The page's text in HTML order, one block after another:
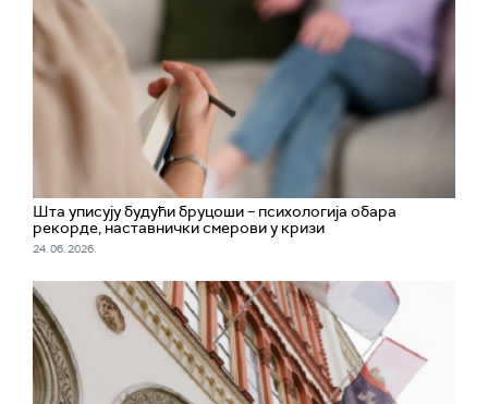
Шта уписују будући бруцоши – психологија обара
рекорде, наставнички смерови у кризи
24. 06. 2026.